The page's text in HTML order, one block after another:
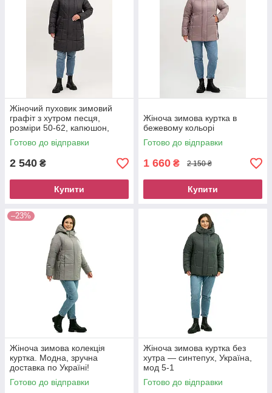
Жіночий пуховик зимовий
графіт з хутром песця,
розміри 50-62, капюшон,
теплий та стильний
Готово до відправки
2 540 ₴
Купити
Жіноча зимова куртка в
бежевому кольорі
Готово до відправки
1 660 ₴ 2 150 ₴
Купити
–23%
Жіноча зимова колекція
куртка. Модна, зручна
доставка по Україні!
Готово до відправки
Жіноча зимова куртка без
хутра — синтепух, Україна,
мод 5-1
Готово до відправки